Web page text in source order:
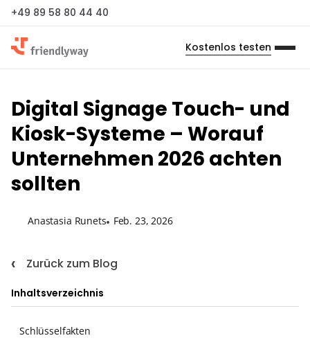
+49 89 58 80 44 40
Kostenlos testen
Digital Signage Touch- und
Kiosk-Systeme – Worauf
Unternehmen 2026 achten
sollten
Anastasia Runets Feb. 23, 2026
Zurück zum Blog
Inhaltsverzeichnis
Schlüsselfakten